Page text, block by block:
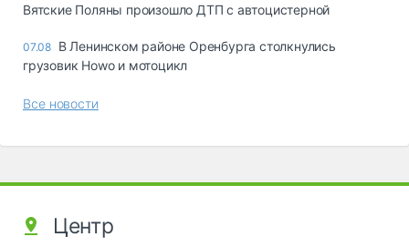
Вятские Поляны произошло ДТП с автоцистерной
07.08 В Ленинском районе Оренбурга столкнулись
грузовик Howo и мотоцикл
Все новости
Центр